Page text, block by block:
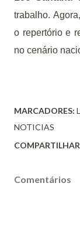
trabalho.
o repertório e
no cenário
MARCADORES:
NOTICIAS
COMPARTILHAR
Comentários